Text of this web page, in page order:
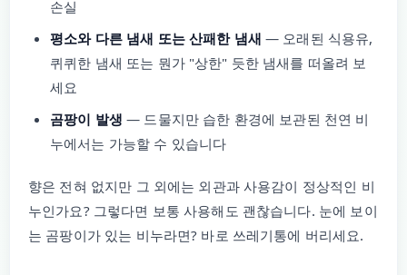
손실
평소와 다른 냄새 또는 산패한 냄새 — 오래된 식용유,
퀴퀴한 냄새 또는 뭔가 "상한" 듯한 냄새를 떠올려 보
세요
곰팡이 발생 — 드물지만 습한 환경에 보관된 천연 비
누에서는 가능할 수 있습니다
향은 전혀 없지만 그 외에는 외관과 사용감이 정상적인 비
누인가요? 그렇다면 보통 사용해도 괜찮습니다. 눈에 보이
는 곰팡이가 있는 비누라면? 바로 쓰레기통에 버리세요.